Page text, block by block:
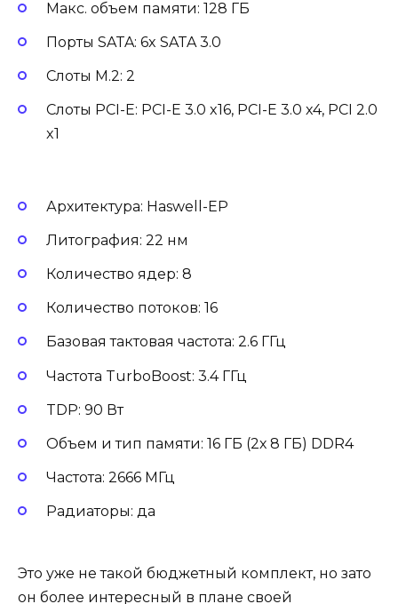
Макс. объем памяти: 128 ГБ
Порты SATA: 6x SATA 3.0
Слоты M.2: 2
Слоты PCI-E: PCI-E 3.0 x16, PCI-E 3.0 x4, PCI 2.0
x1
Архитектура: Haswell-EP
Литография: 22 нм
Количество ядер: 8
Количество потоков: 16
Базовая тактовая частота: 2.6 ГГц
Частота TurboBoost: 3.4 ГГц
TDP: 90 Вт
Объем и тип памяти: 16 ГБ (2х 8 ГБ) DDR4
Частота: 2666 МГц
Радиаторы: да
Это уже не такой бюджетный комплект, но зато
он более интересный в плане своей